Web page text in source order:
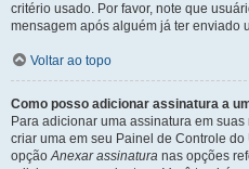
critério usado. Por favor, note que
mensagem após alguém já ter enviado
Voltar ao topo
Como posso adicionar assinatura a
Para adicionar uma assinatura em
criar uma em seu Painel de Controle
opçãoAnexar assinatura nas opções